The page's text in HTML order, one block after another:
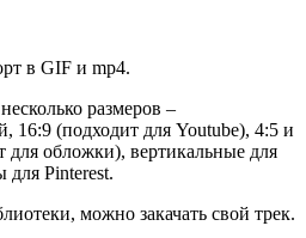
в GIF и mp4.
размеров –
16:9 (подходит для Youtube), 4:5 и
для обложки), вертикальные для
Pinterest.
можно закачать свой трек.